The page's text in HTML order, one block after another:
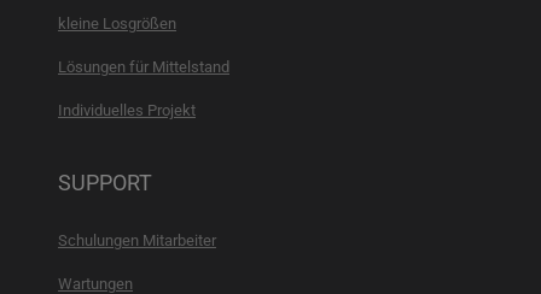
kleine Losgrößen
Lösungen für Mittelstand
Individuelles Projekt
SUPPORT
Schulungen Mitarbeiter
Wartungen